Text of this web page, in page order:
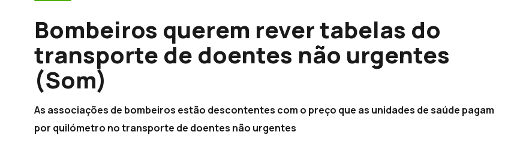
Bombeiros querem rever tabelas do
transporte de doentes não urgentes
(Som)
As associações de bombeiros estão descontentes com o preço que as unidades de saúde pagam
por quilómetro no transporte de doentes não urgentes